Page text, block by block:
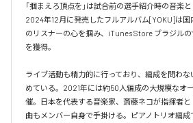
「掴まえろ頂点を」は試合前の選手紹介時の音楽
2024年12月に発売したフルアルバム[YOKU]は国
のリスナーの心を掴み、iTunes Store ブラジルの
を獲得。
ライブ活動も精力的に行っており、編成を問わ
めている。2021年には約50人編成の大規模なオ
催。日本を代表する音楽家、斎藤ネコが指揮者
曲もメンバー自身で手掛ける。ピアノトリオ編